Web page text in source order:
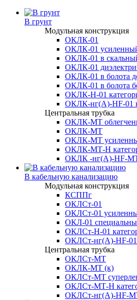
В грунт
Модульная конструкция
ОКЛК-01
ОКЛК-01
ОКЛК-01 в
ОКЛК-01
ОКЛК-01 в болота
ОКЛК-01 в болота
ОКЛК-Н-01
ОКЛК-нг(А)-HF-01
Центральная трубка
ОКЛК-МТ
ОКЛК-МТ
ОКЛК-МТ
ОКЛК-МТ-Н
ОКЛК -нг(А)-HF-МТ
В кабельную канализацию
Модульная конструкция
КСППг
ОКЛСт-01
ОКЛСт-01
ОКЛ-01
ОКЛСт-Н-01
ОКЛСт-нг(А)-HF-01
Центральная трубка
ОКЛСт-МТ
ОКЛК-МТ (к)
ОКЛСт-МТ
ОКЛСт-МТ-Н
ОКЛСт-нг(А)-HF-